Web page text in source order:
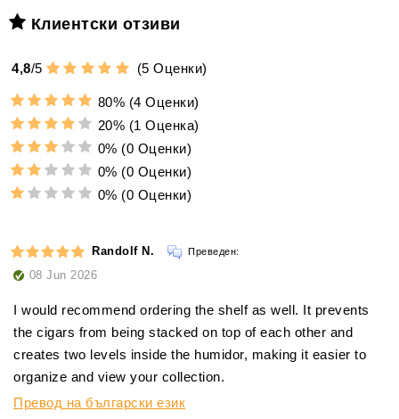
Клиентски отзиви
4,8/5 (5 Оценки)
80% (4 Оценки)
20% (1 Оценка)
0% (0 Оценки)
0% (0 Оценки)
0% (0 Оценки)
Randolf N. Преведен:
08 Jun 2026
I would recommend ordering the shelf as well. It prevents
the cigars from being stacked on top of each other and
creates two levels inside the humidor, making it easier to
organize and view your collection.
Превод на български език